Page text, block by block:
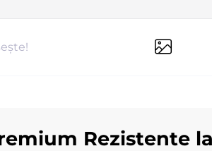
Rezistente